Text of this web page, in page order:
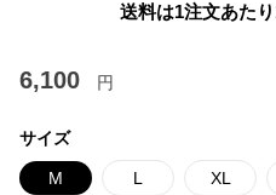
送料は1注文あたり
6,100 円
サイズ
M L XL